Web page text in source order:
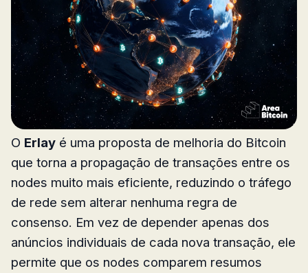
O Erlay é uma proposta de melhoria do Bitcoin
que torna a propagação de transações entre os
nodes muito mais eficiente, reduzindo o tráfego
de rede sem alterar nenhuma regra de
consenso. Em vez de depender apenas dos
anúncios individuais de cada nova transação, ele
permite que os nodes comparem resumos